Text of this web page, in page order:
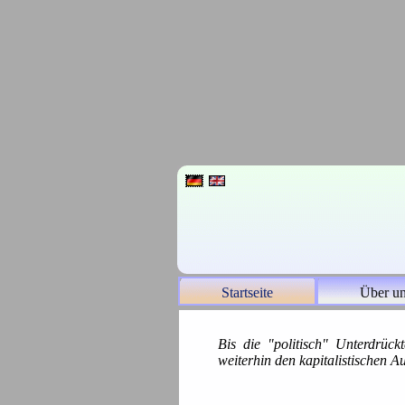
Startseite Über
Bis die "politisch"
weiterhin den kapitalistischen